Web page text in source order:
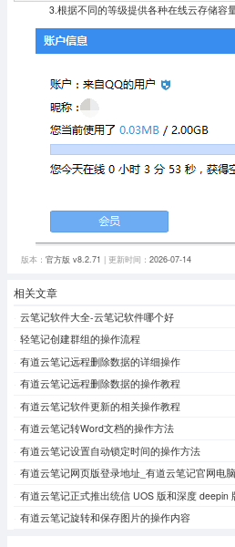
3.根据不同的等级提供各种在线云存储容
版本： 官方版 v8.2.71 | 更新时间： 2026-07-14
相关文章
云笔记软件大全-云笔记软件哪个好
轻笔记创建群组的操作流程
有道云笔记远程删除数据的详细操作
有道云笔记远程删除数据的操作教程
有道云笔记软件更新的相关操作教程
有道云笔记转Word文档的操作方法
有道云笔记设置自动锁定时间的操作方法
有道云笔记网页版登录地址_有道云笔记官网电
有道云笔记正式推出统信 UOS 版和深度 deepin
有道云笔记旋转和保存图片的操作内容